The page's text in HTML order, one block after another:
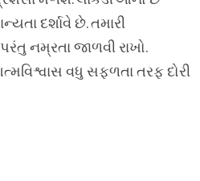
દર્શાવે છે. તમારી
નમ્રતા જાળવી રાખો.
વધુ સફળતા તરફ દોરી